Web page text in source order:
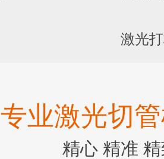
激光
专业激光切
精心 精准